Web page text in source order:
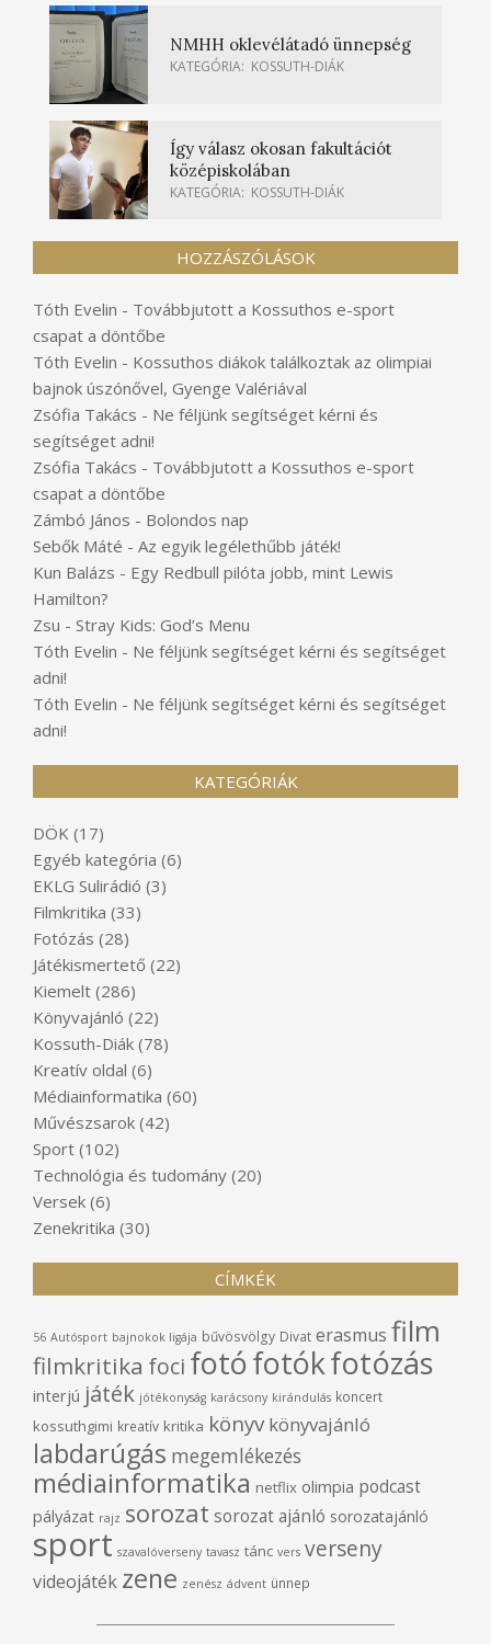
NMHH oklevélátadó ünnepség
KATEGÓRIA: KOSSUTH-DIÁK
Így válasz okosan fakultációt
középiskolában
KATEGÓRIA: KOSSUTH-DIÁK
HOZZÁSZÓLÁSOK
Tóth Evelin - Továbbjutott a Kossuthos e-sport
csapat a döntőbe
Tóth Evelin - Kossuthos diákok találkoztak az olimpiai
bajnok úszónővel, Gyenge Valériával
Zsófia Takács - Ne féljünk segítséget kérni és
segítséget adni!
Zsófia Takács - Továbbjutott a Kossuthos e-sport
csapat a döntőbe
Zámbó János - Bolondos nap
Sebők Máté - Az egyik legélethűbb játék!
Kun Balázs - Egy Redbull pilóta jobb, mint Lewis
Hamilton?
Zsu - Stray Kids: God’s Menu
Tóth Evelin - Ne féljünk segítséget kérni és segítséget
adni!
Tóth Evelin - Ne féljünk segítséget kérni és segítséget
adni!
KATEGÓRIÁK
DÖK (17)
Egyéb kategória (6)
EKLG Sulirádió (3)
Filmkritika (33)
Fotózás (28)
Játékismertető (22)
Kiemelt (286)
Könyvajánló (22)
Kossuth-Diák (78)
Kreatív oldal (6)
Médiainformatika (60)
Művészsarok (42)
Sport (102)
Technológia és tudomány (20)
Versek (6)
Zenekritika (30)
CÍMKÉK
56 Autósport bajnokok ligája bűvösvölgy Divat erasmus film
filmkritika foci fotófotókfotózás
interjú játék jótékonyság karácsony kirándulás koncert
kossuthgimi kreatív kritika könyv könyvajánló
labdarúgás megemlékezés
médiainformatika netflix olimpia podcast
pályázat rajz sorozat sorozat ajánló sorozatajánló
sport szavalóverseny tavasz tánc vers verseny
videojáték zene zenész ádvent ünnep